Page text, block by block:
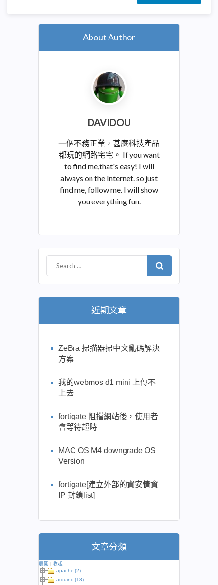
About Author
DAVIDOU
一個不務正業，甚麼科技產品
都玩的網路宅宅。 If you want
to find me,that's easy! I will
always on the Internet. so just
find me, follow me. I will show
you everything fun.
近期文章
ZeBra 掃描器掃中文亂碼解決
方案
我的webmos d1 mini 上傳不
上去
fortigate 阻擋網站後，使用者
會等待超時
MAC OS M4 downgrade OS
Version
fortigate[建立外部的資安情資
IP 封鎖list]
文章分類
展開 | 收起
apache (2)
arduino (18)